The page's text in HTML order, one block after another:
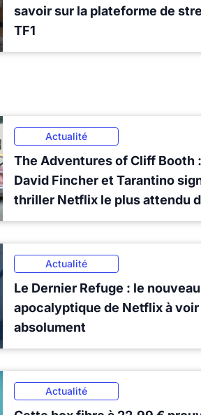
savoir sur la plateforme de
TF1
Actualité
The Adventures of Cliff Booth
David Fincher et Tarantino
thriller Netflix le plus attendu
Actualité
Le Dernier Refuge : le
apocalyptique de Netflix à voir
absolument
Actualité